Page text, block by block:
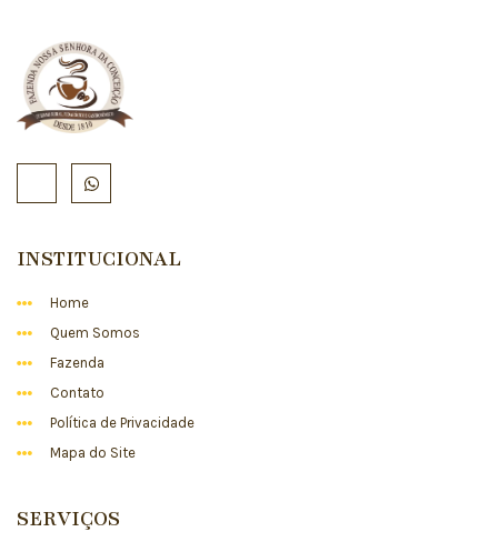
INSTITUCIONAL
Home
Quem Somos
Fazenda
Contato
Política de Privacidade
Mapa do Site
SERVIÇOS